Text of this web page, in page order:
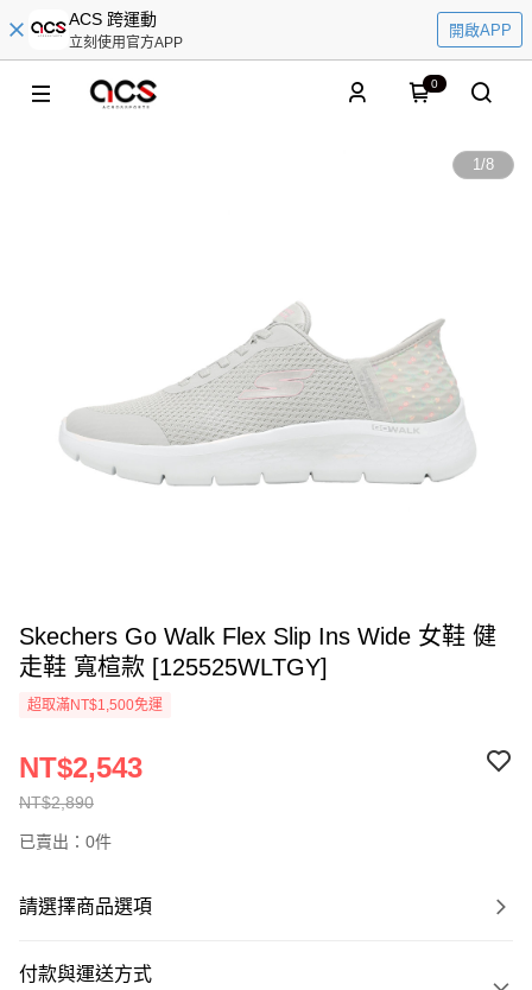
ACS 跨運動
立刻使用官方APP
開啟APP
0
1/8
Skechers Go Walk Flex Slip Ins Wide 女鞋 健
走鞋 寬楦款 [125525WLTGY]
超取滿NT$1,500免運
NT$2,890
NT$2,543
已賣出：0件
請選擇商品選項
付款與運送方式